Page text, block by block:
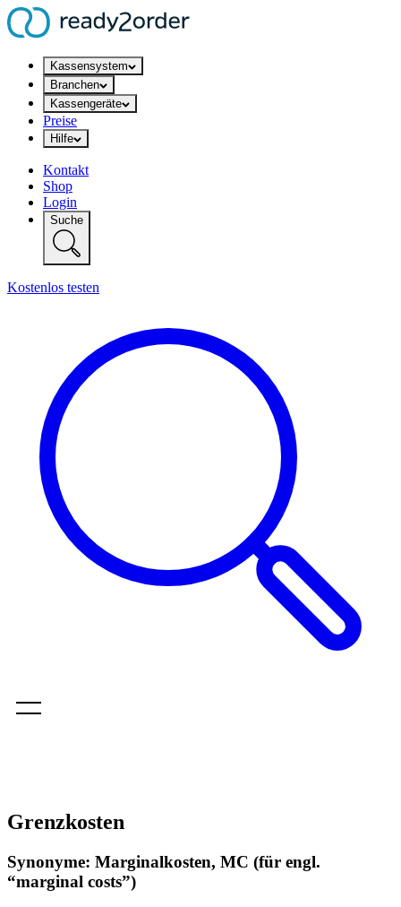
Kassensystem
Branchen
Kassengeräte
Preise
Hilfe
Kontakt
Shop
Login
Suche
Kostenlos testen
Grenzkosten
Synonyme: Marginalkosten, MC (für engl.
“marginal costs”)